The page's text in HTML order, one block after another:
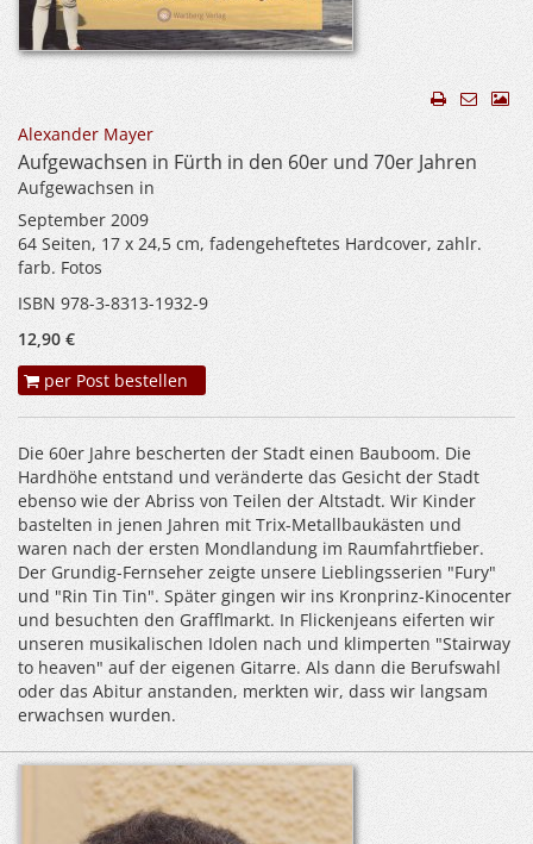
Alexander Mayer
Aufgewachsen in Fürth in den 60er und 70er Jahren
Aufgewachsen in
September 2009
64 Seiten, 17 x 24,5 cm, fadengeheftetes Hardcover, zahlr.
farb. Fotos
ISBN 978-3-8313-1932-9
12,90 €
per Post bestellen
Die 60er Jahre bescherten der Stadt einen Bauboom. Die
Hardhöhe entstand und veränderte das Gesicht der Stadt
ebenso wie der Abriss von Teilen der Altstadt. Wir Kinder
bastelten in jenen Jahren mit Trix-Metallbaukästen und
waren nach der ersten Mondlandung im Raumfahrtfieber.
Der Grundig-Fernseher zeigte unsere Lieblingsserien "Fury"
und "Rin Tin Tin". Später gingen wir ins Kronprinz-Kinocenter
und besuchten den Grafflmarkt. In Flickenjeans eiferten wir
unseren musikalischen Idolen nach und klimperten "Stairway
to heaven" auf der eigenen Gitarre. Als dann die Berufswahl
oder das Abitur anstanden, merkten wir, dass wir langsam
erwachsen wurden.